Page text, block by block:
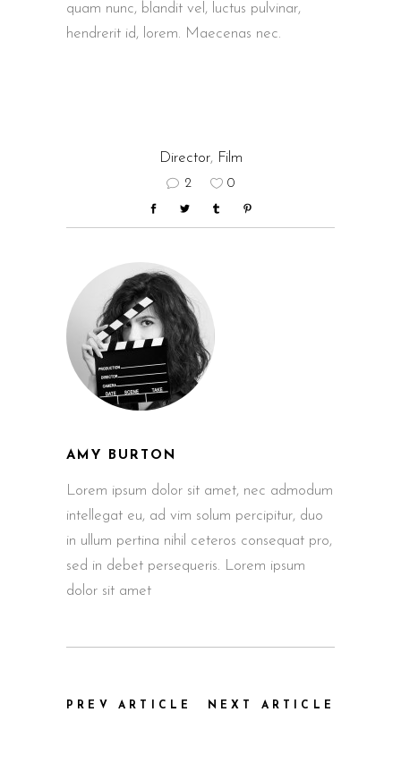
quam nunc, blandit vel, luctus pulvinar,
hendrerit id, lorem. Maecenas nec.
Director, Film
2 0
AMY BURTON
Lorem ipsum dolor sit amet, nec admodum
intellegat eu, ad vim solum percipitur, duo
in ullum pertina nihil ceteros consequat pro,
sed in debet persequeris. Lorem ipsum
dolor sit amet
PREV ARTICLE NEXT ARTICLE